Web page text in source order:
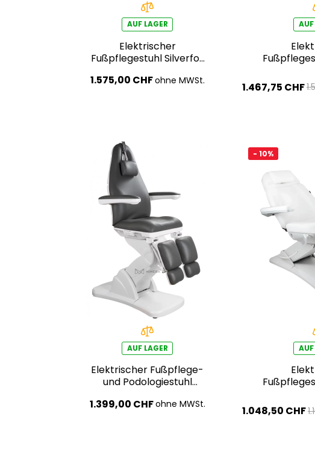
AUF LAGER
Elektrischer
Fußpflegestuhl Silverfox
1.575,00 CHFohne MWSt.
AUF
1.467,75 CHF
AUF LAGER
Elektrischer Fußpflege-
und Podologiestuhl
dunkelgrau, PVC in
1.399,00 CHFohne MWSt.
- 10%
AUF
1.048,50 CHF